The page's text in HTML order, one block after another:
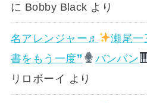
に Bobby Black より
名アレンジャー♬ 瀬尾一
書をもう一度❞
バンバン
リロボーイ より